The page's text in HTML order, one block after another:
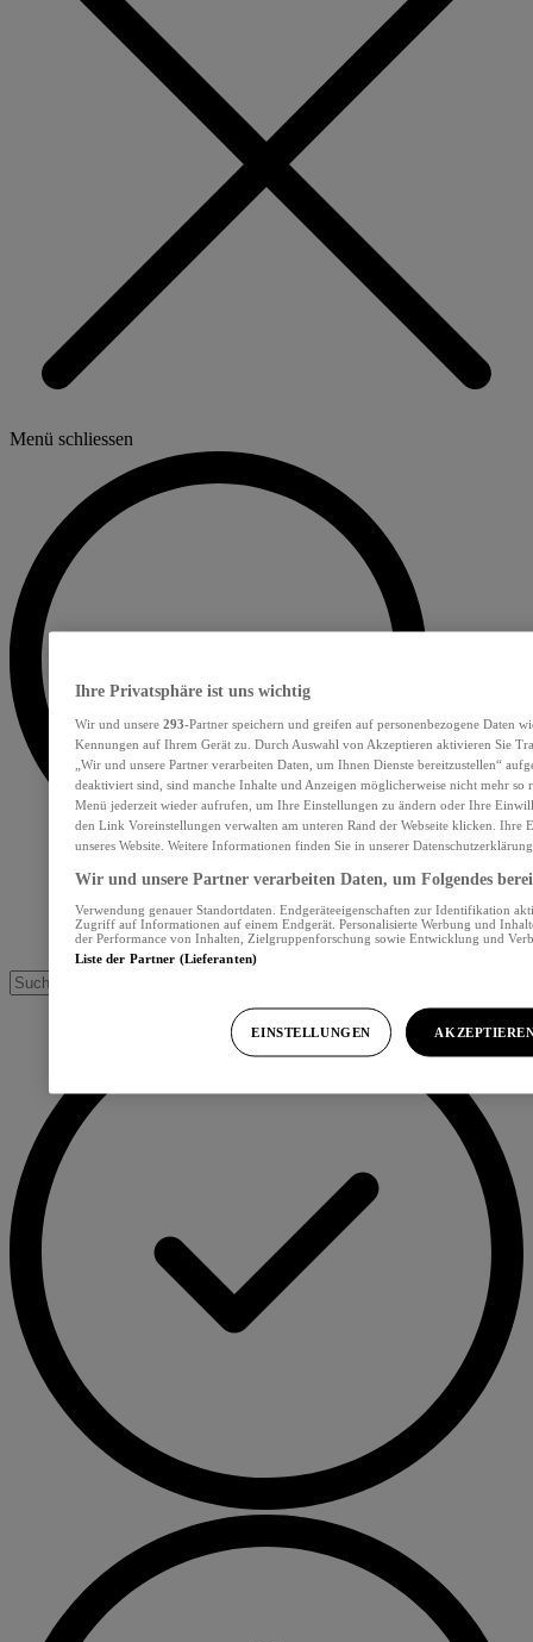
Menü schliessen
Ihre Privatsphäre ist uns wichtig
Wir und unsere 293-Partner speichern und greifen auf personenbezogene Daten
Kennungen auf Ihrem Gerät zu. Durch Auswahl von Akzeptieren aktivieren Sie
„Wir und unsere Partner verarbeiten Daten, um Ihnen Dienste bereitzustellen“
deaktiviert sind, sind manche Inhalte und Anzeigen möglicherweise nicht mehr so
Menü jederzeit wieder aufrufen, um Ihre Einstellungen zu ändern oder Ihre
den Link Voreinstellungen verwalten am unteren Rand der Webseite klicken. Ihre
unseres Website. Weitere Informationen finden Sie in unserer
Wir und unsere Partner verarbeiten Daten, um Folgendes
Verwendung genauer Standortdaten. Endgeräteeigenschaften zur Identifikation
Zugriff auf Informationen auf einem Endgerät. Personalisierte Werbung und
der Performance von Inhalten, Zielgruppenforschung sowie Entwicklung und
Liste der Partner (Lieferanten)
EINSTELLUNGEN